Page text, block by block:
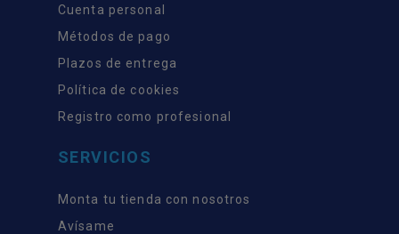
Cuenta personal
Métodos de pago
Plazos de entrega
Política de cookies
Registro como profesional
SERVICIOS
Monta tu tienda con nosotros
Avísame